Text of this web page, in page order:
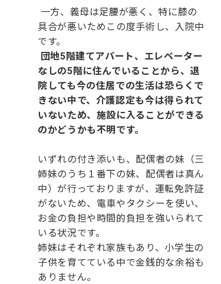
一方、義母は足腰が悪く、特に膝の
具合が悪いためこの度手術し、入院中
です。
団地5階建てアパート、エレベーター
なしの5階に住んでいることから、退
院しても今の住居での生活は恐らくで
きない中で、介護認定も今は得られて
いないため、施設に入ることができる
のかどうかも不明です。
いずれの付き添いも、配偶者の妹（三
姉妹のうち１番下の妹、配偶者は真ん
中）が行っておりますが、運転免許証
がないため、電車やタクシーを使い、
お金の負担や時間的負担を強いられて
いる状況です。
姉妹はそれぞれ家族もあり、小学生の
子供を育てている中で金銭的な余裕も
ありません。